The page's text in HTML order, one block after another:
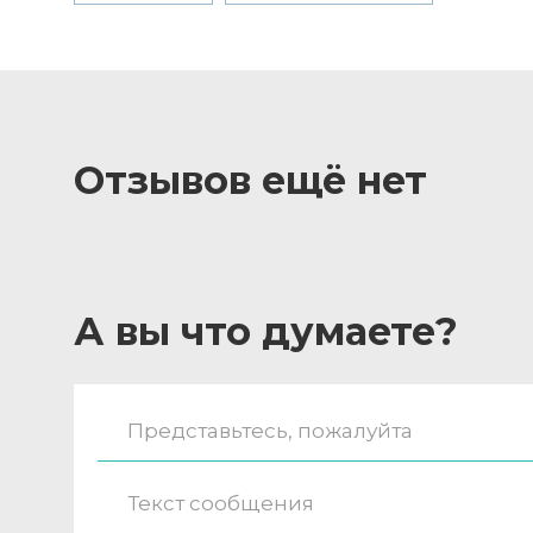
Отзывов ещё нет
А вы что думаете?